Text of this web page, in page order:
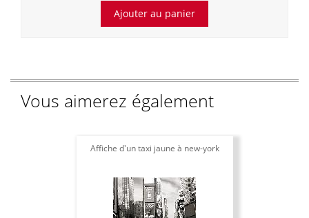
Vous aimerez également
Affiche d'un taxi jaune à new-york